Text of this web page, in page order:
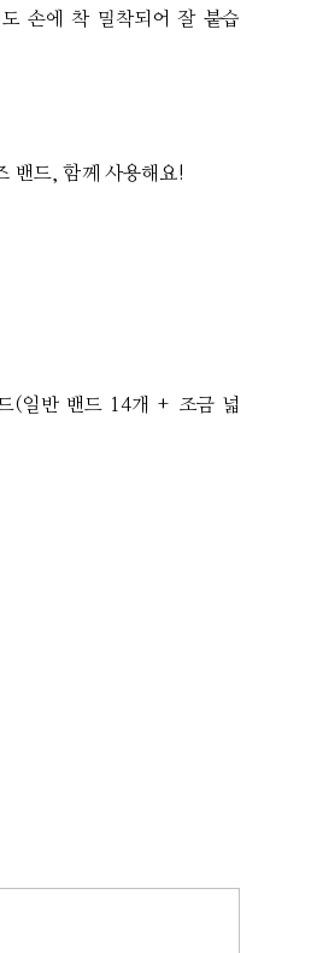
손에 착 밀착되어 잘 붙습
밴드, 함께 사용해요!
(일반 밴드 14개 + 조금 넓